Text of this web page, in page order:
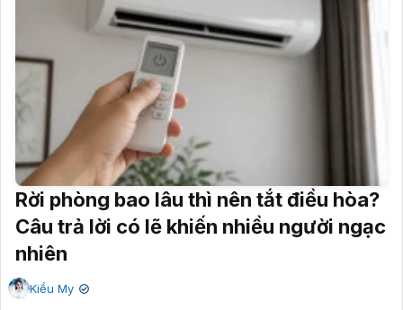
Rời phòng bao lâu thì nên tắt điều hòa?
Câu trả lời có lẽ khiến nhiều người ngạc
nhiên
Kiều My ✔